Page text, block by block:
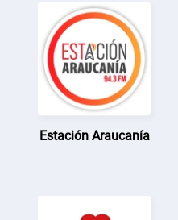
Estación Araucanía